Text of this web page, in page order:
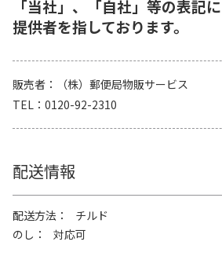
「当社」、「自社」等の表記
提供者を指しております。
販売者
（株）郵便局物販サービス
TEL
0120-92-2310
配送情報
配送方法
チルド
のし
対応可